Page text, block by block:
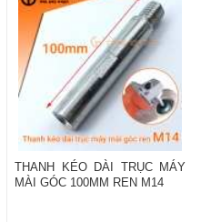
THANH KÉO DÀI TRỤC MÁY
MÀI GÓC 100MM REN M14